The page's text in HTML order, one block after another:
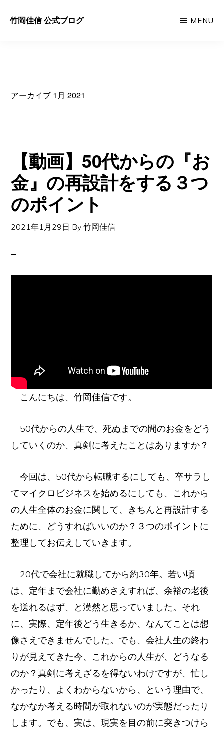
竹岡佳信 公式ブログ
に、
と、
好
き
な
を、
だ
MENU
アーカイブ 1月 2021
【動画】50代からの『お
金』の再設計をする３つ
のポイント
2021年1月29日 By竹岡佳信
こんにちは、竹岡佳信です。
50代からの人生で、死ぬまでの間のお金をどう
していくのか、真剣に考えたことはありますか？
今回は、50代から転職するにしても、卒サラし
てマイクロビジネスを始めるにしても、これから
の人生全体のお金に関して、きちんと再設計する
ために、どうすればいいのか？３つのポイントに
整理してお伝えしていきます。
20代で会社に就職してから約30年。若い頃
は、定年まで会社に勤めさえすれば、余裕の老後
を送れるはず、と漠然と思っていました。それ
に、実際、定年後どう生きるか、なんてことは想
像さえできませんでした。でも、会社人生の終わ
りが見えてきた今、これからの人生が、どうなる
のか？真剣に考えざるを得ないわけですが、忙し
かったり、よくわからないから、という理由で、
なかなか考える時間が取れないのが実態だったり
します。でも、実は、現実を目の前に突きつけら